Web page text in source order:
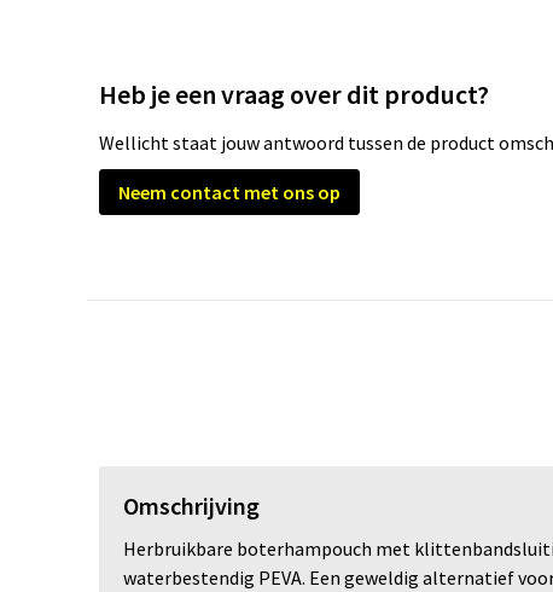
Heb je een vraag over dit product?
Wellicht staat jouw antwoord tussen de product
Neem contact met ons op
Omschrijving
Herbruikbare boterhampouch met
waterbestendig PEVA. Een geweldig alternatief